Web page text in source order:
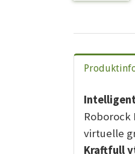
Roborock
virtuelle
Kraftfull